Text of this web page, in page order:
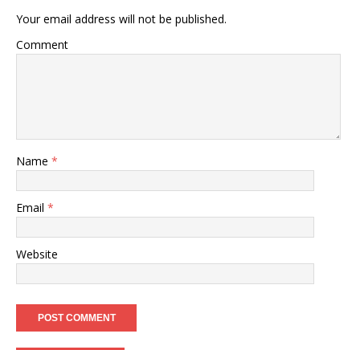
Your email address will not be published.
Comment
Name *
Email *
Website